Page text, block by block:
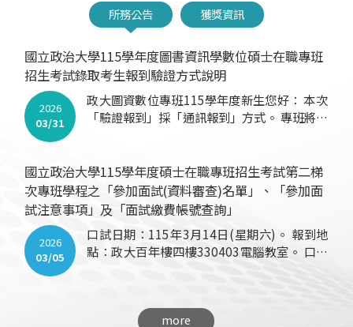
所務公告 獲獎資訊
國立政治大學115學年度圖書資訊學數位碩士在職專班
招生考試錄取考生報到驗證方式說明
2026
03/31
政大圖資數位專班115學年度新生您好： 本次
「驗證報到」採「通訊報到」方式。 專班將另
有不便，歡迎來信或來電告知，感謝您。 <正
取生> 一、請填妥「錄取生報到意願書」(如附
件)及「畢業證書正本」(改名者須附戶籍謄本
影本)，於115年4月15日前(郵戳為憑)， 郵寄
(掛號)至：116臺北市文山區指南路二段64號
百年樓四樓 國立政治大學圖檔所圖書資訊學數
名OOO)。於115年4月15日前， Email至
國立政治大學115學年度碩士在職專班招生考試第二梯
次專班學程之「參加面試(資料審查)名單」、「參加面
試注意事項」及「面試繳費帳號查詢」
2026
03/05
口試日期：115年3月14日(星期六)。 報到地
點：政大百年樓四樓330403電腦教室。 口試
29393091#62959毛助教 當日口試場次時間
more